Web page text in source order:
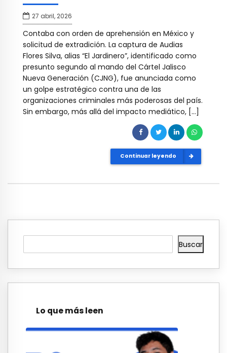
27 abril, 2026
Contaba con orden de aprehensión en México y
solicitud de extradición. La captura de Audias
Flores Silva, alias “El Jardinero”, identificado como
presunto segundo al mando del Cártel Jalisco
Nueva Generación (CJNG), fue anunciada como
un golpe estratégico contra una de las
organizaciones criminales más poderosas del país.
Sin embargo, más allá del impacto mediático, […]
Continuar leyendo
Buscar
Lo que más leen